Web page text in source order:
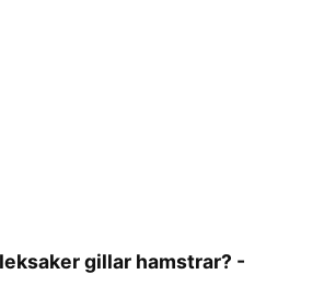
gillar hamstrar? -